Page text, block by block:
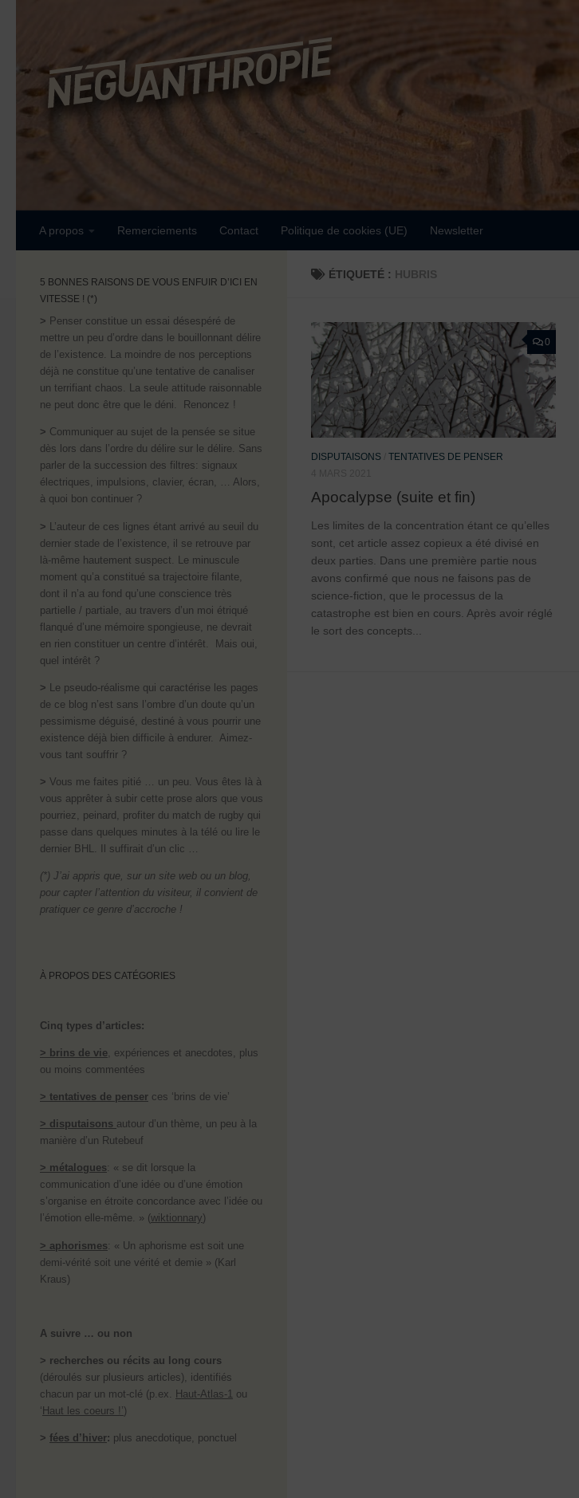
A propos Remerciements Contact Politique de cookies (UE) Newsletter
ÉTIQUETÉ : HUBRIS
0
DISPUTAISONS
TENTATIVES DE PENSER
Apocalypse (suite et fin)
Les limites de la concentration étant ce qu’elles
sont, cet article assez copieux a été divisé en
deux parties. Dans une première partie nous
avons confirmé que nous ne faisons pas de
science-fiction, que le processus de la
catastrophe est bien en cours. Après avoir réglé
le sort des concepts...
5 BONNES RAISONS DE VOUS ENFUIR D’ICI EN
VITESSE ! (*)
> Penser constitue un essai désespéré de
mettre un peu d’ordre dans le bouillonnant délire
de l’existence. La moindre de nos perceptions
déjà ne constitue qu’une tentative de canaliser
un terrifiant chaos. La seule attitude raisonnable
ne peut donc être que le déni. Renoncez !
> Communiquer au sujet de la pensée se situe
dès lors dans l’ordre du délire sur le délire. Sans
parler de la succession des filtres: signaux
électriques, impulsions, clavier, écran, … Alors,
à quoi bon continuer ?
> L’auteur de ces lignes étant arrivé au seuil du
dernier stade de l’existence, il se retrouve par
là-même hautement suspect. Le minuscule
moment qu’a constitué sa trajectoire filante,
dont il n’a au fond qu’une conscience très
partielle / partiale, au travers d’un moi étriqué
flanqué d’une mémoire spongieuse, ne devrait
en rien constituer un centre d’intérêt. Mais oui,
quel intérêt ?
> Le pseudo-réalisme qui caractérise les pages
de ce blog n’est sans l’ombre d’un doute qu’un
pessimisme déguisé, destiné à vous pourrir une
existence déjà bien difficile à endurer. Aimez-
vous tant souffrir ?
> Vous me faites pitié … un peu. Vous êtes là à
vous apprêter à subir cette prose alors que vous
pourriez, peinard, profiter du match de rugby qui
passe dans quelques minutes à la télé ou lire le
dernier BHL. Il suffirait d’un clic …
(*) J’ai appris que, sur un site web ou un blog,
pour capter l’attention du visiteur, il convient de
pratiquer ce genre d’accroche !
À PROPOS DES CATÉGORIES
Cinq types d’articles:
> brins de vie , expériences et anecdotes, plus
ou moins commentées
> tentatives de penser ces ‘brins de vie’
> disputaisons autour d’un thème, un peu à la
manière d’un Rutebeuf
> métalogues: « se dit lorsque la
communication d’une idée ou d’une émotion
s’organise en étroite concordance avec l’idée ou
l’émotion elle-même. » (wiktionnary)
> aphorismes: « Un aphorisme est soit une
demi-vérité soit une vérité et demie » (Karl
Kraus)
A suivre … ou non
> recherches ou récits au long cours
(déroulés sur plusieurs articles), identifiés
chacun par un mot-clé (p.ex. Haut-Atlas-1 ou
‘ Haut les coeurs !’)
> fées d’hiver: plus anecdotique, ponctuel